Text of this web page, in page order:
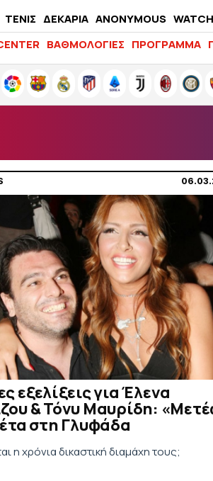
ΤΕΝΙΣ ΔΕΚΑΡΙΑ ANONYMOUS
LIFEWITNESS
ΒΑΘΜΟΛΟΓΙΕΣ ΠΡΟΓΡΑΜΜΑ
εξελίξεις για Έλενα
& Τόνυ Μαυρίδη:
στη Γλυφάδα
η χρόνια δικαστική διαμάχη τους;